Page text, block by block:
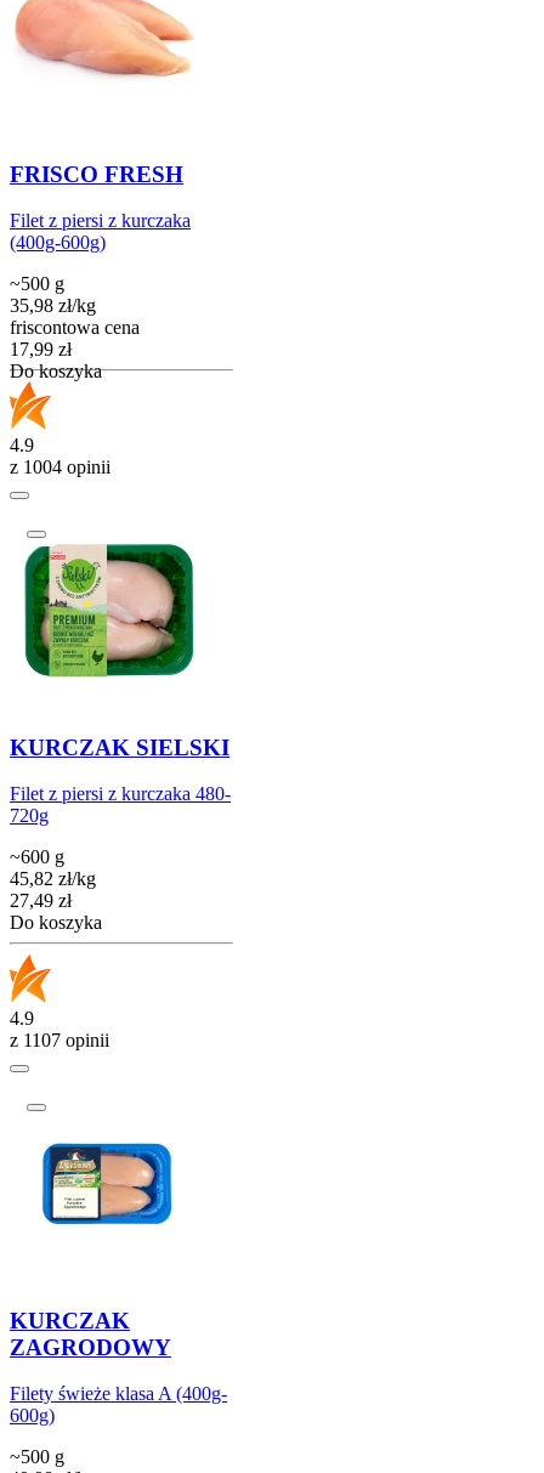
FRISCO FRESH
Filet z piersi z kurczaka
(400g-600g)
~500 g
35,98 zł/kg
friscontowa cena
Cena
17,99 zł
Do koszyka
4.9
z 1004 opinii
KURCZAK SIELSKI
Filet z piersi z kurczaka 480-
720g
~600 g
45,82 zł/kg
Cena
27,49 zł
Do koszyka
4.9
z 1107 opinii
KURCZAK
ZAGRODOWY
Filety świeże klasa A (400g-
600g)
~500 g